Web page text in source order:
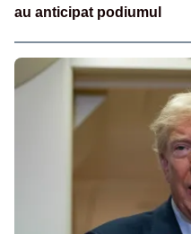
au anticipat podiumul